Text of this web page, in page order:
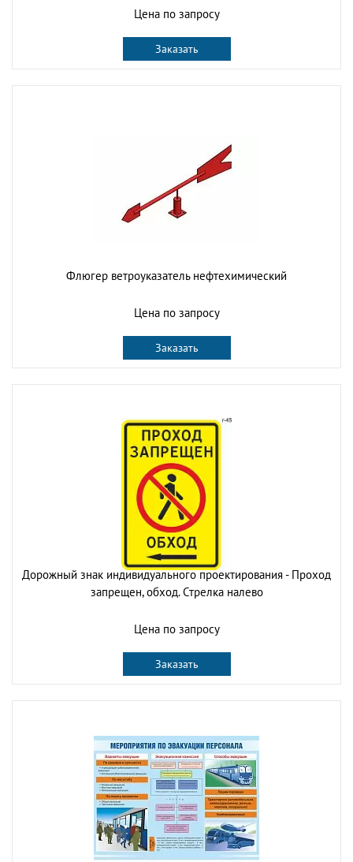
Цена по запросу
Заказать
Флюгер ветроуказатель нефтехимический
Цена по запросу
Заказать
Дорожный знак индивидуального проектирования - Проход
запрещен, обход. Стрелка налево
Цена по запросу
Заказать